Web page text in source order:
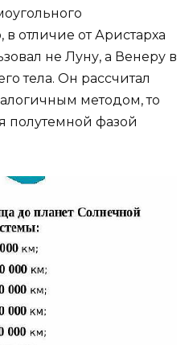
отличие от Аристарха
не Луну, а Венеру в
тела. Он рассчитал
методом, то
полутемной фазой